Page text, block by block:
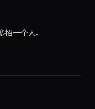
一个人。